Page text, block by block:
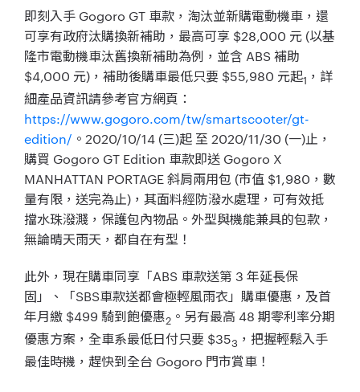
即刻入手 Gogoro GT 車款，淘汰並新購電動機車，還
可享有政府汰購換新補助，最高可享 $28,000 元 (以基
隆市電動機車汰舊換新補助為例，並含 ABS 補助
$4,000 元)，補助後購車最低只要 $55,980 元起1 ，詳
細產品資訊請參考官方網頁：
https://www.gogoro.com/tw/smartscooter/gt-
edition/ 。2020/10/14 (三)起 至 2020/11/30 (一)止，
購買 Gogoro GT Edition 車款即送 Gogoro X
MANHATTAN PORTAGE 斜肩兩用包 (市值 $1,980，數
量有限，送完為止)，其面料經防潑水處理，可有效抵
擋水珠潑濺，保護包內物品。外型與機能兼具的包款，
無論晴天雨天，都自在有型！
此外，現在購車同享「ABS 車款送第 3 年延長保
固」、「SBS車款送都會極輕風雨衣」購車優惠，及首
年月繳 $499 騎到飽優惠2 。另有最高 48 期零利率分期
優惠方案，全車系最低日付只要 $353 ，把握輕鬆入手
最佳時機，趕快到全台 Gogoro 門市賞車！